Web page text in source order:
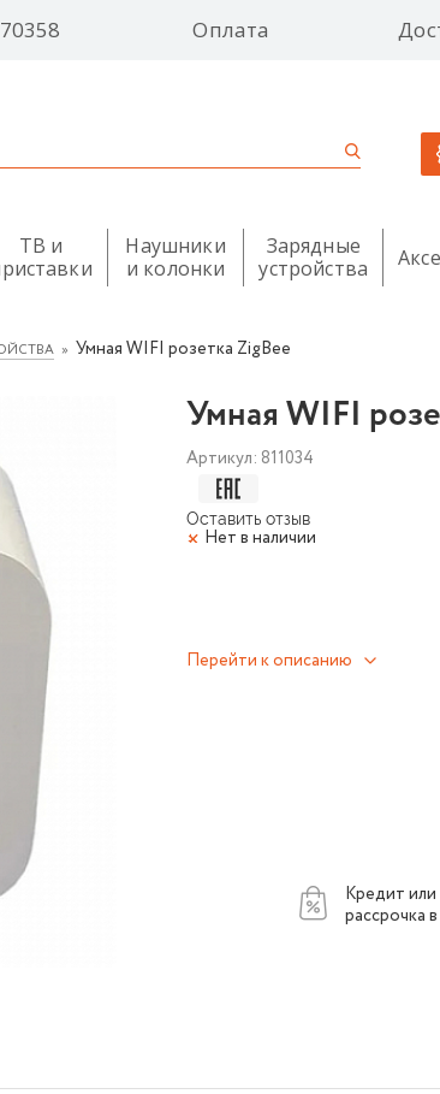
Оплата
ТВ и
Наушники
и колонки
Зарядные
устройства
Умная WIFI розетка ZigBee
Умная WIFI
Артикул: 811034
Оставить отзыв
Нет в наличии
Перейти к описанию
Кредит или
рассрочка